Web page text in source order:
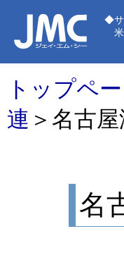
◆サ
米国
トップペ
連 ＞名古
名